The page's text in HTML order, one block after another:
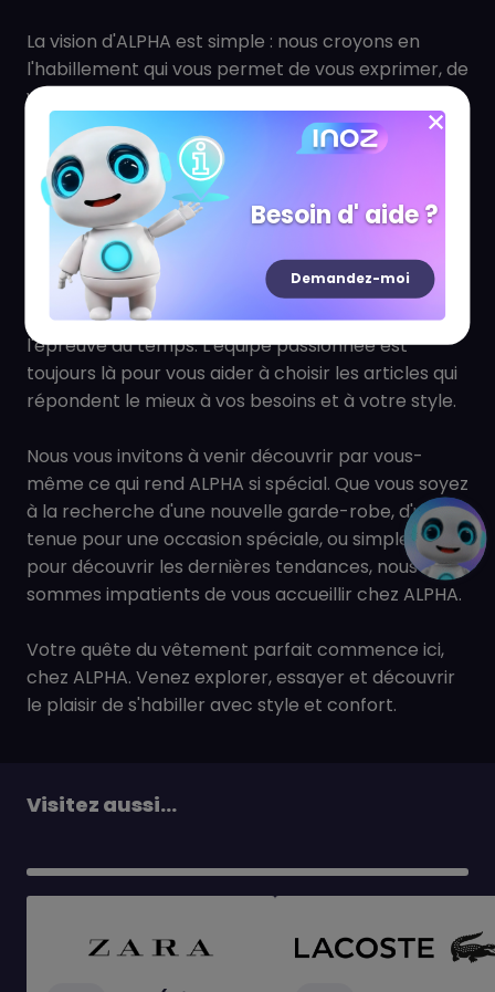
La vision d'ALPHA est simple : nous croyons en
l'habillement qui vous permet de vous exprimer, de
vous sentir à l'aise et confiant. Notre collection de
vêtements sportswear allie l'élégance discrète et
le raffinement moderne, offrant des pièces qui
sont à la fois tendance et intemporelles.
ALPHA est dédiée à la qualité, du choix des tissus
jusqu'aux moindres détails de conception. La
marque s'engage à fournir à ses clients des
vêtements durables et bien faits qui résisteront à
l'épreuve du temps. L'équipe passionnée est
toujours là pour vous aider à choisir les articles qui
répondent le mieux à vos besoins et à votre style.
Nous vous invitons à venir découvrir par vous-
même ce qui rend ALPHA si spécial. Que vous soyez
à la recherche d'une nouvelle garde-robe, d'une
tenue pour une occasion spéciale, ou simplement
pour découvrir les dernières tendances, nous
sommes impatients de vous accueillir chez ALPHA.
Votre quête du vêtement parfait commence ici,
chez ALPHA. Venez explorer, essayer et découvrir
le plaisir de s'habiller avec style et confort.
Visitez aussi...
Besoin d' aide ?
Demandez-moi